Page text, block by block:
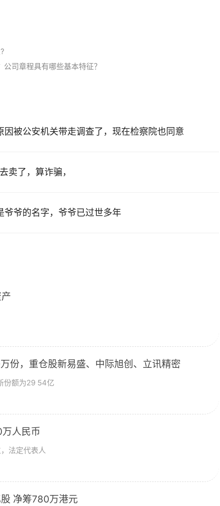
司章程具有哪些基本特征？
因被公安机关带走调查了，现在检察院也同意
卖了，算诈骗，
爷的名字，爷爷已过世多年
份，重仓股新易盛、中际旭创、立讯精密
份额为29 54亿
人民币
法定代表人
净筹780万港元